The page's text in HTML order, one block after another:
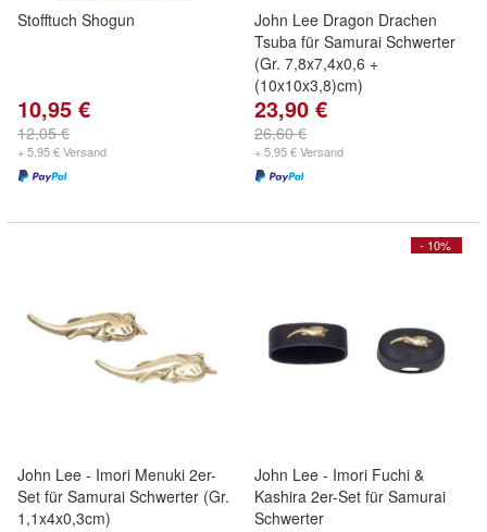
Stofftuch Shogun
10,95 €
12,05 €
+ 5,95 € Versand
John Lee Dragon Drachen
Tsuba für Samurai Schwerter
(Gr. 7,8x7,4x0,6 +
(10x10x3,8)cm)
23,90 €
26,60 €
+ 5,95 € Versand
John Lee - Imori Menuki 2er-
Set für Samurai Schwerter (Gr.
1,1x4x0,3cm)
- 10%
John Lee - Imori Fuchi &
Kashira 2er-Set für Samurai
Schwerter